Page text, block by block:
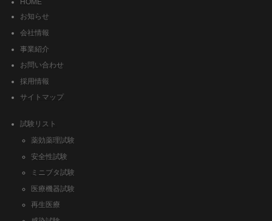
お知らせ
会社情報
事業紹介
お問い合わせ
採用情報
サイトマップ
試験リスト
薬効薬理試験
安全性試験
ミニブタ試験
医療機器試験
再生医療